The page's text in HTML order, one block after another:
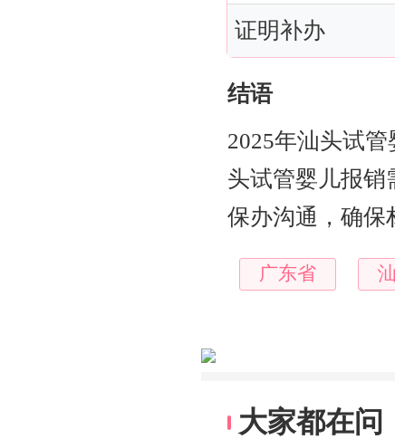
证明补办
结语
2025年汕头试
头试管婴儿报销
保办沟通，确保
广东省
大家都在问